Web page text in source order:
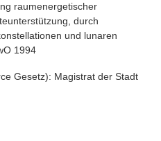
raumenergetischer
durch
und lunaren
1994
Gesetz): Magistrat der Stadt